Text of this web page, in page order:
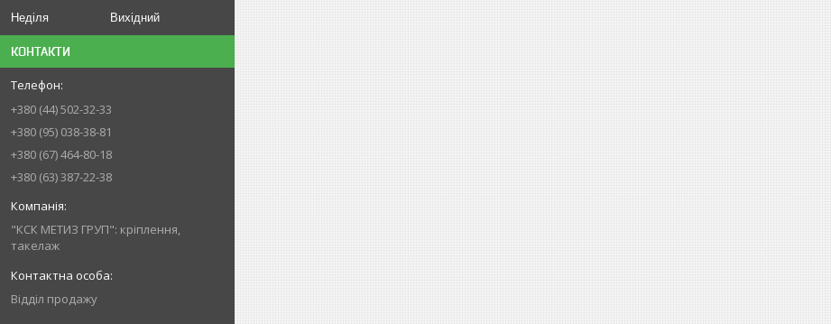
Неділя
Вихідний
КОНТАКТИ
+380 (44) 502-32-33
+380 (95) 038-38-81
+380 (67) 464-80-18
+380 (63) 387-22-38
"КСК МЕТИЗ ГРУП": кріплення,
такелаж
Відділ продажу